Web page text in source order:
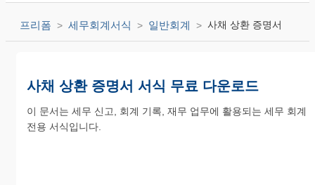
프리폼 세무회계서식 일반회계 사채 상환 증명서
사채 상환 증명서 서식 무료 다운로드
이 문서는 세무 신고, 회계 기록, 재무 업무에 활용되는 세무 회계
전용 서식입니다.